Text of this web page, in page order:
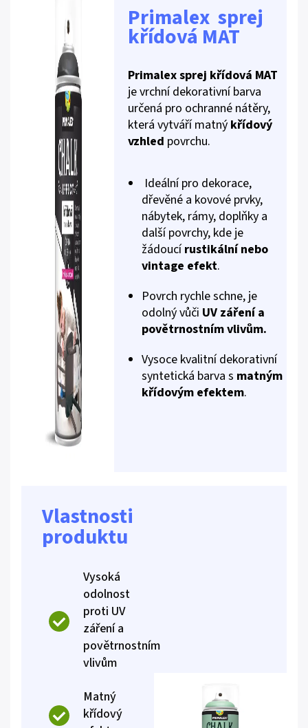
Primalex sprej
křídová MAT
Primalex sprej křídová MAT
je vrchní dekorativní barva
určená pro ochranné nátěry,
která vytváří matný křídový
vzhled povrchu.
Ideální pro dekorace,
dřevěné a kovové prvky,
nábytek, rámy, doplňky a
další povrchy, kde je
žádoucírustikální nebo
vintage efekt.
Povrch rychle schne, je
odolný vůči UV záření a
povětrnostním vlivům.
Vysoce kvalitní dekorativní
syntetická barva s matným
křídovým efektem.
Vlastnosti
produktu
Vysoká
odolnost
proti UV
záření a
povětrnostním
vlivům
Matný
křídový